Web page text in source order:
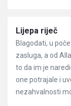
Članci
Lijepa riječ
Blagodati, u
zasluga, a od
to da im je
one potrajale i
nezahvalnosti